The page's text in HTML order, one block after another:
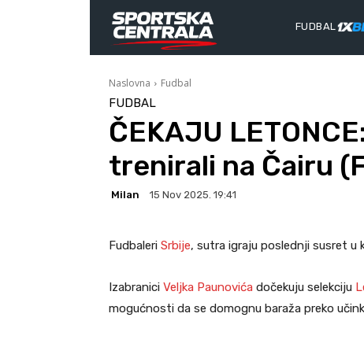
FUDBAL
Naslovna Fudbal
FUDBAL
ČEKAJU
trenirali na Čairu
Milan 15 Nov 2025. 19:41
Fudbaleri Srbije, sutra igraju poslednji susret u
Izabranici Veljka Paunovića dočekuju selekciju
mogućnosti da se domognu baraža preko